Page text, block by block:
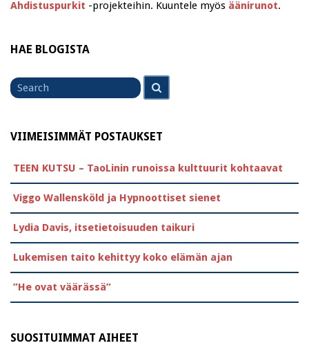
Ahdistuspurkit -projekteihin. Kuuntele myös äänirunot.
HAE BLOGISTA
Search
for
VIIMEISIMMÄT POSTAUKSET
TEEN KUTSU – TaoLinin runoissa kulttuurit kohtaavat
Viggo Wallensköld ja Hypnoottiset sienet
Lydia Davis, itsetietoisuuden taikuri
Lukemisen taito kehittyy koko elämän ajan
”He ovat väärässä”
SUOSITUIMMAT AIHEET